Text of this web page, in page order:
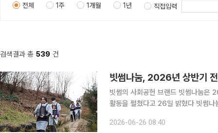
전체 1주 1개월 1년 직접입력
검색결과 총 539 건
빗썸나눔, 2026년 상반기
빗썸의 사회공헌 브랜드 빗썸나눔은
활동을 펼쳤다고 26일 밝혔다 빗썸나
상반기에는 이러한 철학에 따라 아동,
2026-06-26 08:40